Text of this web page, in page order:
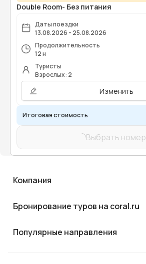
Double Room- Без питания
Даты поездки
13.08.2026 - 25.08.2026
Продолжительность
12 н
Туристы
Взрослых: 2
Изменить
Итоговая стоимость
Выбрать номер
Компания
Бронирование туров на coral.ru
Популярные направления